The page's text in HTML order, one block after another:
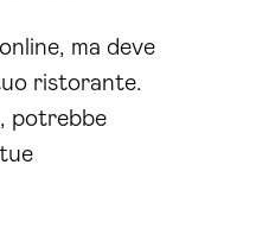
ma deve
ristorante.
potrebbe